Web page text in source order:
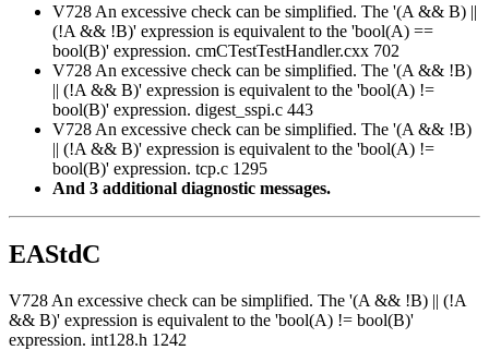
V728 An excessive check can be simplified. The '(A && B) ||
(!A && !B)' expression is equivalent to the 'bool(A) ==
bool(B)' expression. cmCTestTestHandler.cxx 702
V728 An excessive check can be simplified. The '(A && !B)
|| (!A && B)' expression is equivalent to the 'bool(A) !=
bool(B)' expression. digest_sspi.c 443
V728 An excessive check can be simplified. The '(A && !B)
|| (!A && B)' expression is equivalent to the 'bool(A) !=
bool(B)' expression. tcp.c 1295
And 3 additional diagnostic messages.
EAStdC
V728 An excessive check can be simplified. The '(A && !B) || (!A
&& B)' expression is equivalent to the 'bool(A) != bool(B)'
expression. int128.h 1242